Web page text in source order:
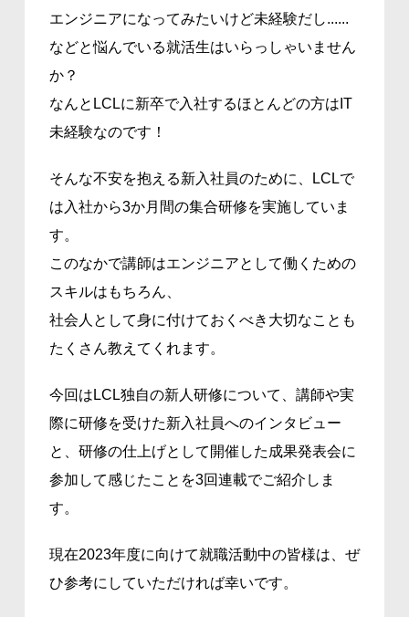
エンジニアになってみたいけど未経験だし......
などと悩んでいる就活生はいらっしゃいません
か？
なんとLCLに新卒で入社するほとんどの方はIT
未経験なのです！
そんな不安を抱える新入社員のために、LCLで
は入社から3か月間の集合研修を実施していま
す。
このなかで講師はエンジニアとして働くための
スキルはもちろん、
社会人として身に付けておくべき大切なことも
たくさん教えてくれます。
今回はLCL独自の新人研修について、講師や実
際に研修を受けた新入社員へのインタビュー
と、研修の仕上げとして開催した成果発表会に
参加して感じたことを3回連載でご紹介しま
す。
現在2023年度に向けて就職活動中の皆様は、ぜ
ひ参考にしていただければ幸いです。